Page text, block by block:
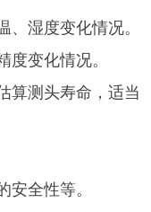
湿度变化情况。
变化情况。
测头寿命，适当
全性等。